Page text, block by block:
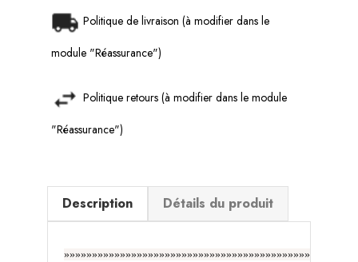
Politique de livraison (à modifier dans le
module "Réassurance")
Politique retours (à modifier dans le module
"Réassurance")
Description Détails du produit
»»»»»»»»»»»»»»»»»»»»»»»»»»»»»»»»»»»»»»»»»»»»